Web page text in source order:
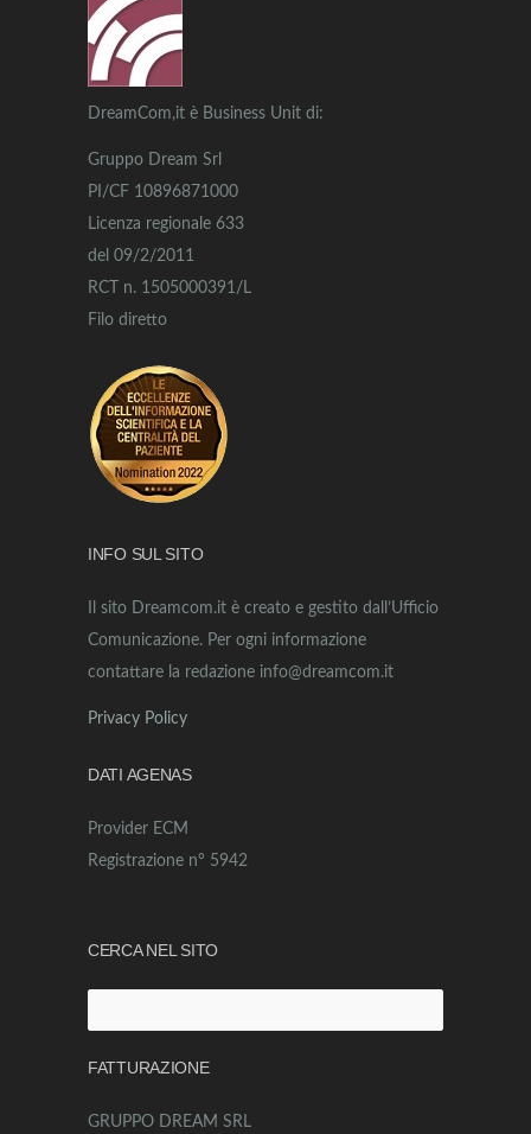
DreamCom,it è Business Unit di:
Gruppo Dream Srl
PI/CF 10896871000
Licenza regionale 633
del 09/2/2011
RCT n. 1505000391/L
Filo diretto
INFO SUL SITO
Il sito Dreamcom.it è creato e gestito dall’Ufficio
Comunicazione. Per ogni informazione
contattare la redazione info@dreamcom.it
Privacy Policy
DATI AGENAS
Provider ECM
Registrazione n° 5942
CERCA NEL SITO
per:
FATTURAZIONE
GRUPPO DREAM SRL